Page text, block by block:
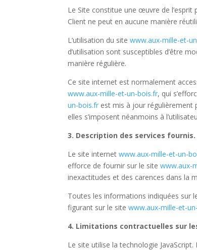
Le Site constitue une œuvre de
Client ne peut en aucune manière
L’utilisation du sitewww.aux-mille-et-
d’utilisation sont susceptibles d’être
manière régulière.
Ce site internet est normalement
www.aux-mille-et-un-bois.fr, qui
un-bois.fr est mis à jour régulièrement
elles s’imposent néanmoins à
3. Description des services fournis.
Le site internetwww.aux-mille-et-un-
efforce de fournir sur le sitewww.aux-
inexactitudes et des carences dans la
Toutes les informations indiquées sur
figurant sur le sitewww.aux-mille-et-
4. Limitations contractuelles sur
Le site utilise la technologie